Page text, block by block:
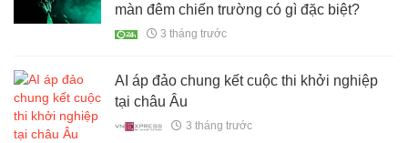
màn đêm chiến trường có gì đặc biệt?
3 tháng trước
AI áp đảo chung kết cuộc thi khởi nghiệp
tại châu Âu
3 tháng trước